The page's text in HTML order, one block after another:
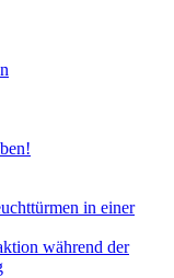
in einer
während der